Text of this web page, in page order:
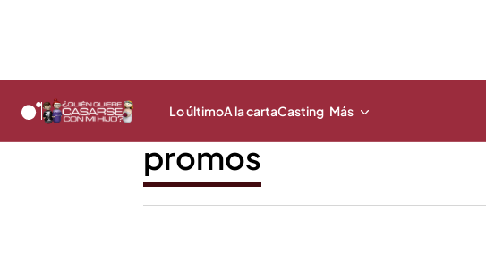
Lo últimoA la cartaCasting Más
promos